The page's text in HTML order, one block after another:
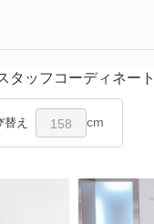
タッフコーディネート
え 158 cm